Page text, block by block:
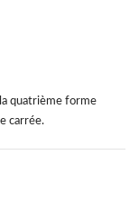
quatrième forme
carrée.